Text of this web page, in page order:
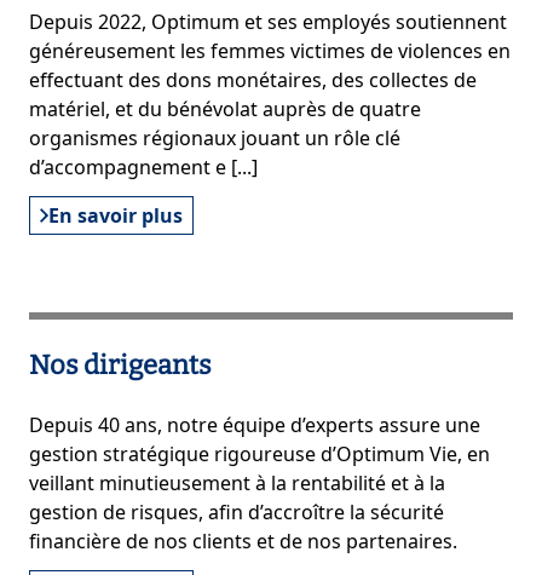
Depuis 2022, Optimum et ses employés soutiennent
généreusement les femmes victimes de violences en
effectuant des dons monétaires, des collectes de
matériel, et du bénévolat auprès de quatre
organismes régionaux jouant un rôle clé
d’accompagnement e [...]
En savoir plus
Nos dirigeants
Depuis 40 ans, notre équipe d’experts assure une
gestion stratégique rigoureuse d’Optimum Vie, en
veillant minutieusement à la rentabilité et à la
gestion de risques, afin d’accroître la sécurité
financière de nos clients et de nos partenaires.